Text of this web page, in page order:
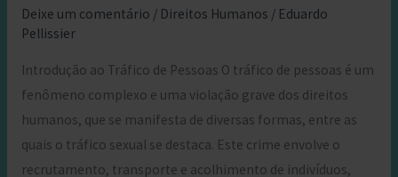
Deixe um comentário / Direitos Humanos / Eduardo
Pellissier
Introdução ao Tráfico de Pessoas O tráfico de pessoas é um
fenômeno complexo e uma violação grave dos direitos
humanos, que se manifesta de diversas formas, entre as
quais o tráfico sexual se destaca. Este crime envolve o
recrutamento, transporte e acolhimento de indivíduos,